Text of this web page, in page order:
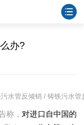
办?
水管反倾销 / 铸铁污水
称， 对进口自中国的